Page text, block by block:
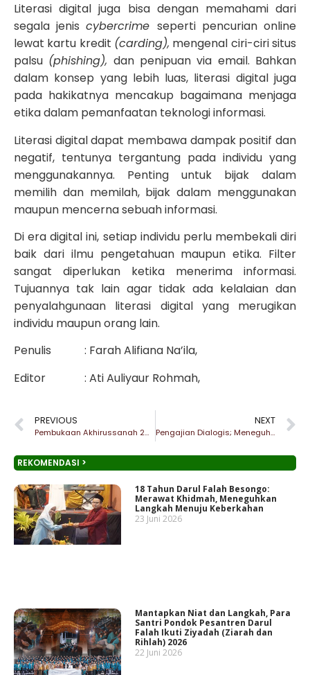
Literasi digital juga bisa dengan memahami dari
segala jeniscybercrime seperti pencurian online
lewat kartu kredit (carding), mengenal ciri-ciri situs
palsu (phishing), dan penipuan via email. Bahkan
dalam konsep yang lebih luas, literasi digital juga
pada hakikatnya mencakup bagaimana menjaga
etika dalam pemanfaatan teknologi informasi.
Literasi digital dapat membawa dampak positif dan
negatif, tentunya tergantung pada individu yang
menggunakannya. Penting untuk bijak dalam
memilih dan memilah, bijak dalam menggunakan
maupun mencerna sebuah informasi.
Di era digital ini, setiap individu perlu membekali diri
baik dari ilmu pengetahuan maupun etika. Filter
sangat diperlukan ketika menerima informasi.
Tujuannya tak lain agar tidak ada kelalaian dan
penyalahgunaan literasi digital yang merugikan
individu maupun orang lain.
Penulis : Farah Alifiana Na’ila,
Editor : Ati Auliyaur Rohmah,
PREVIOUS
Pembukaan Akhirussanah 2021 dan Peringatan Isra’ Miraj : Refleksi Santri untuk Meneguhkan Sholat Lima Waktu
NEXT
Pengajian Dialogis; Meneguhkan Spirit Ramadhan dalam Pelaksanaan Puasa dan Zakat
REKOMENDASI >
18 Tahun Darul Falah Besongo:
Merawat Khidmah, Meneguhkan
Langkah Menuju Keberkahan
23 Juni 2026
Mantapkan Niat dan Langkah, Para
Santri Pondok Pesantren Darul
Falah Ikuti Ziyadah (Ziarah dan
Rihlah) 2026
22 Juni 2026